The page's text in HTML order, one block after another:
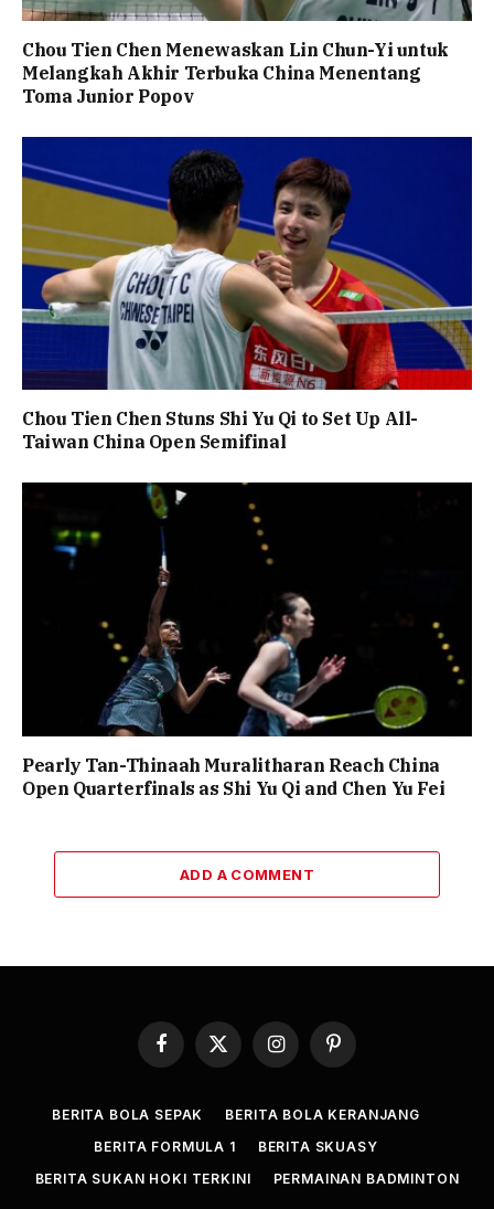
Chou Tien Chen Menewaskan Lin Chun-Yi untuk
Melangkah Akhir Terbuka China Menentang
Toma Junior Popov
Chou Tien Chen Stuns Shi Yu Qi to Set Up All-
Taiwan China Open Semifinal
Pearly Tan-Thinaah Muralitharan Reach China
Open Quarterfinals as Shi Yu Qi and Chen Yu Fei
ADD A COMMENT
Facebook
X
(Twitter)
InstagramPinterest
BERITA BOLA SEPAK
BERITA BOLA KERANJANG
BERITA FORMULA 1
BERITA SKUASY
BERITA SUKAN HOKI TERKINI
PERMAINAN BADMINTON